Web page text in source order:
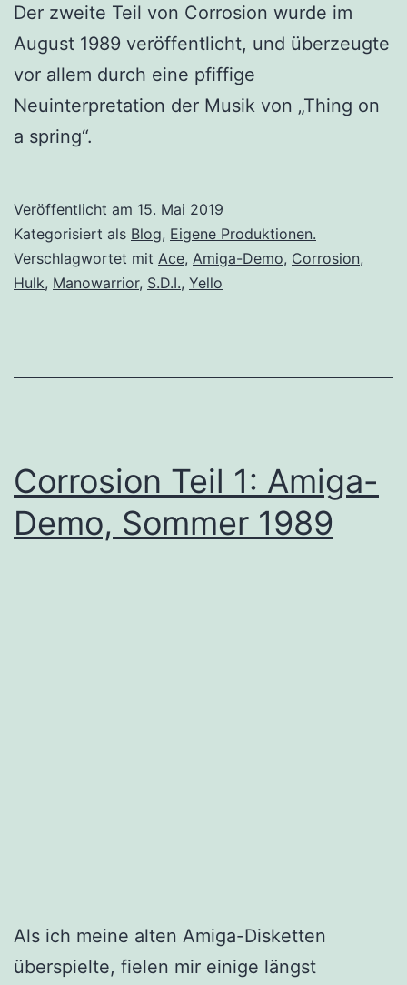
Der zweite Teil von Corrosion wurde im
August 1989 veröffentlicht, und überzeugte
vor allem durch eine pfiffige
Neuinterpretation der Musik von „Thing on
a spring“.
Veröffentlicht am 15. Mai 2019
Kategorisiert als Blog, Eigene Produktionen.
Verschlagwortet mit Ace, Amiga-Demo, Corrosion,
Hulk, Manowarrior, S.D.I., Yello
Corrosion Teil 1: Amiga-
Demo, Sommer 1989
Als ich meine alten Amiga-Disketten
überspielte, fielen mir einige längst